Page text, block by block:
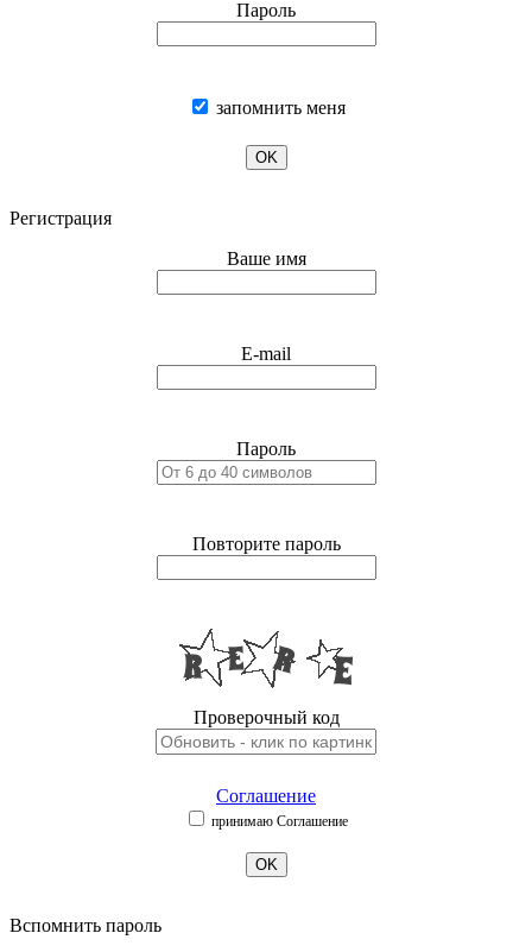
Пароль
запомнить меня
OK
Регистрация
Ваше имя
E-mail
Пароль
Повторите пароль
Проверочный код
Соглашение
принимаю Соглашение
OK
Вспомнить пароль